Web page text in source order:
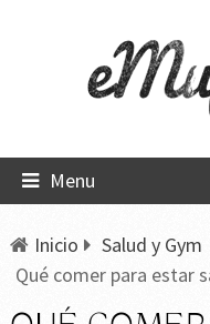
Menu
Inicio
Salud y Gym
Qué comer para estar